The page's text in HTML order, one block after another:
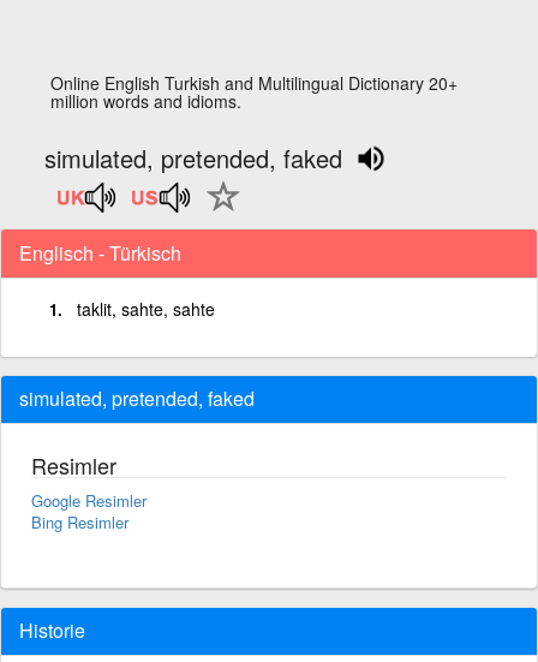
Online English Turkish and Multilingual Dictionary 20+
million words and idioms.
simulated, pretended, faked
Englisch - Türkisch
taklit, sahte, sahte
simulated, pretended, faked
Resimler
Google Resimler
Bing Resimler
Historie